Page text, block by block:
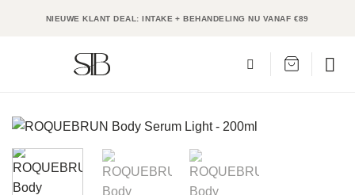
NIEUWE KLANT DEAL: INTAKE + BEHANDELING NU VANAF €89